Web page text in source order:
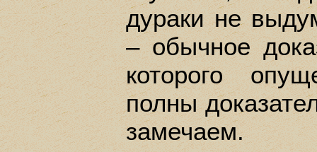
дураки не
– обычное
которого
полны
замечаем.